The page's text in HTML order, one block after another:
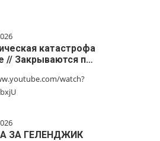
катастрофа
// Закрываются п…
watch?
ЗА ГЕЛЕНДЖИК